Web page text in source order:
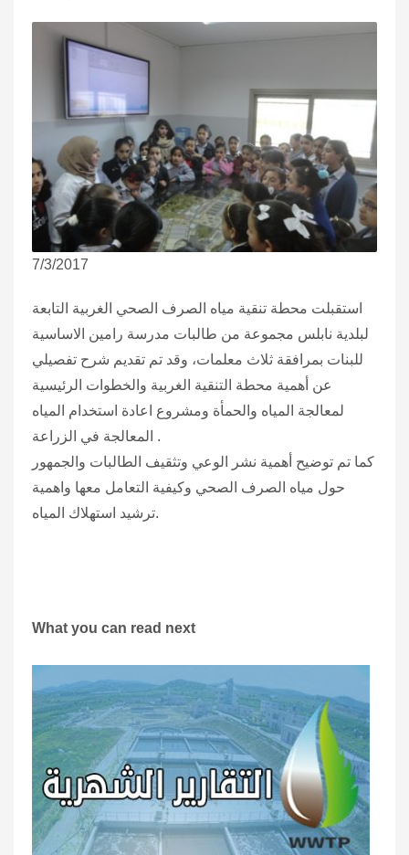
7/3/2017
استقبلت محطة تنقية مياه الصرف الصحي الغربية التابعة
لبلدية نابلس مجموعة من طالبات مدرسة رامين الاساسية
للبنات بمرافقة ثلاث معلمات، وقد تم تقديم شرح تفصيلي
عن أهمية محطة التنقية الغربية والخطوات الرئيسية
لمعالجة المياه والحمأة ومشروع اعادة استخدام المياه
المعالجة في الزراعة .
كما تم توضيح أهمية نشر الوعي وتثقيف الطالبات والجمهور
حول مياه الصرف الصحي وكيفية التعامل معها واهمية
ترشيد استهلاك المياه.
What you can read next